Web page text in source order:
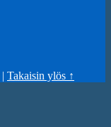
| Takaisin ylös ↑